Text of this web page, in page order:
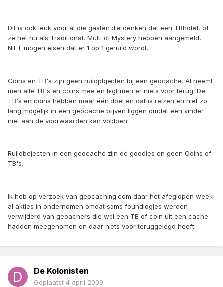
Dit is ook leuk voor al die gasten die denken dat een TBhotel, of
ze het nu als Traditional, Multi of Mystery hebben aangemeld,
NIET mogen eisen dat er 1 op 1 geruild wordt.
Coins en TB's zijn geen ruilopbjecten bij een geocache. Al neemt
men alle TB's en coins mee en legt men er niets voor terug. De
TB's en coins hebben maar één doel en dat is reizen en niet zo
lang mogelijk in een geocache blijven liggen omdat een vinder
niet aan de voorwaarden kan voldoen.
Ruilobejecten in een geocache zijn de goodies en geen Coins of
TB's.
Ik heb op verzoek van geocaching.com daar het afeglopen week
al akties in ondernomen omdat soms foundlogjes werden
verwijderd van geoachers die wel een TB of coin uit een cache
hadden meegenomen en daar niets voor teruggelegd heeft.
De Kolonisten
Geplaatst 4 april 2009